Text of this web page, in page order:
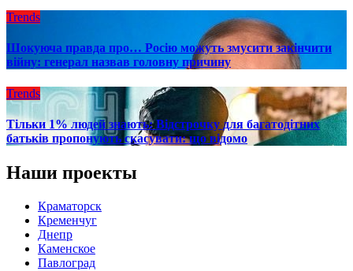
Trends
Шокуюча правда про… Росію можуть змусити закінчити
війну: генерал назвав головну причину
Trends
Тільки 1% людей знають: Відстрочку для багатодітних
батьків пропонують скасувати: що відомо
Наши проекты
Краматорск
Кременчуг
Днепр
Каменское
Павлоград